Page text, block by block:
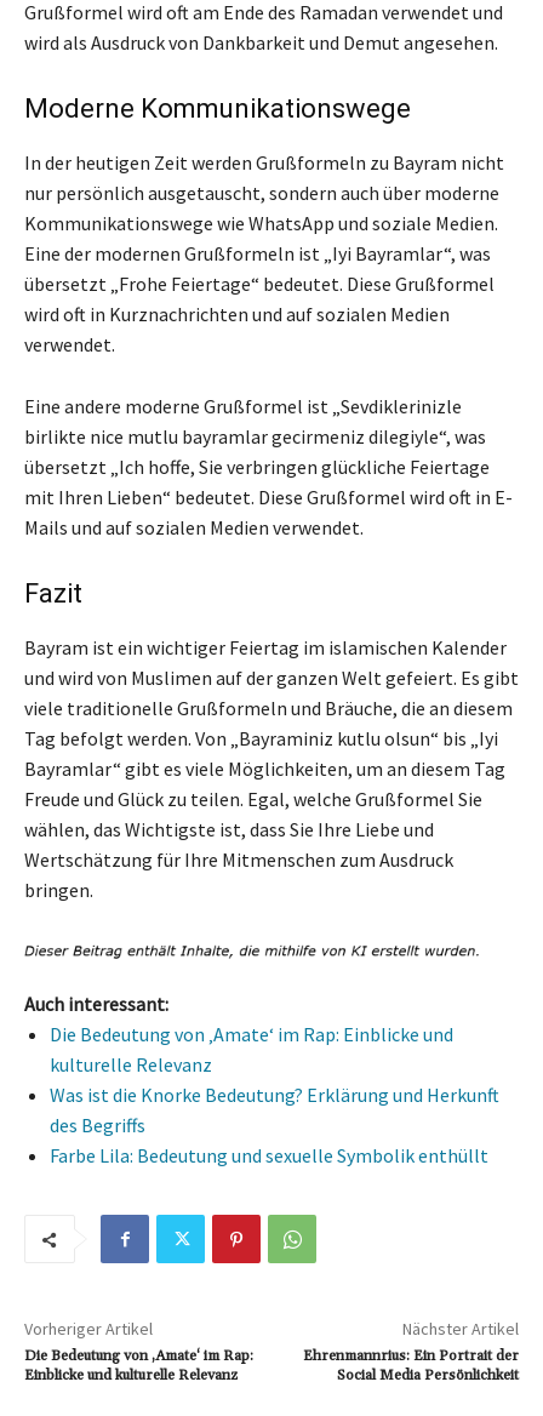
Grußformel wird oft am Ende des Ramadan verwendet und
wird als Ausdruck von Dankbarkeit und Demut angesehen.
Moderne Kommunikationswege
In der heutigen Zeit werden Grußformeln zu Bayram nicht
nur persönlich ausgetauscht, sondern auch über moderne
Kommunikationswege wie WhatsApp und soziale Medien.
Eine der modernen Grußformeln ist „Iyi Bayramlar“, was
übersetzt „Frohe Feiertage“ bedeutet. Diese Grußformel
wird oft in Kurznachrichten und auf sozialen Medien
verwendet.
Eine andere moderne Grußformel ist „Sevdiklerinizle
birlikte nice mutlu bayramlar gecirmeniz dilegiyle“, was
übersetzt „Ich hoffe, Sie verbringen glückliche Feiertage
mit Ihren Lieben“ bedeutet. Diese Grußformel wird oft in E-
Mails und auf sozialen Medien verwendet.
Fazit
Bayram ist ein wichtiger Feiertag im islamischen Kalender
und wird von Muslimen auf der ganzen Welt gefeiert. Es gibt
viele traditionelle Grußformeln und Bräuche, die an diesem
Tag befolgt werden. Von „Bayraminiz kutlu olsun“ bis „Iyi
Bayramlar“ gibt es viele Möglichkeiten, um an diesem Tag
Freude und Glück zu teilen. Egal, welche Grußformel Sie
wählen, das Wichtigste ist, dass Sie Ihre Liebe und
Wertschätzung für Ihre Mitmenschen zum Ausdruck
bringen.
Auch interessant:
Die Bedeutung von ‚Amate‘ im Rap: Einblicke und
kulturelle Relevanz
Was ist die Knorke Bedeutung? Erklärung und Herkunft
des Begriffs
Farbe Lila: Bedeutung und sexuelle Symbolik enthüllt
Vorheriger Artikel
Die Bedeutung von ‚Amate‘ im Rap:
Einblicke und kulturelle Relevanz
Nächster Artikel
Ehrenmannrius: Ein Portrait der
Social Media Persönlichkeit